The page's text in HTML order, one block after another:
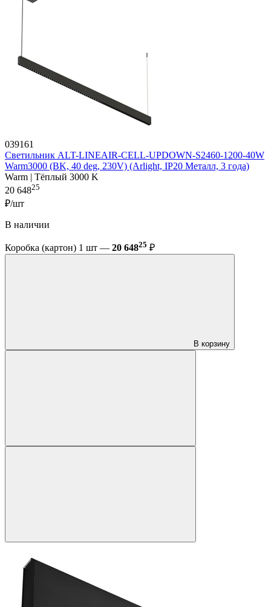
039161
Светильник ALT-LINEAIR-CELL-UPDOWN-S2460-1200-40W
Warm3000 (BK, 40 deg, 230V) (Arlight, IP20 Металл, 3 года)
Warm | Тёплый 3000 K
20 64825
₽/шт
В наличии
Коробка (картон) 1 шт — 20 64825 ₽
В корзину